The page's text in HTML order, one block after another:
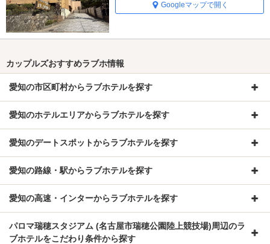
Googleマップで開く
カップルズおすすめラブホ情報
愛知の市区町村からラブホテルを探す
愛知のホテルエリアからラブホテルを探す
愛知のデートスポットからラブホテルを探す
愛知の路線・駅からラブホテルを探す
愛知の高速・インターからラブホテルを探す
パロマ瑞穂スタジアム (名古屋市瑞穂公園陸上競技場)周辺のラ
ブホテルをこだわり条件から探す